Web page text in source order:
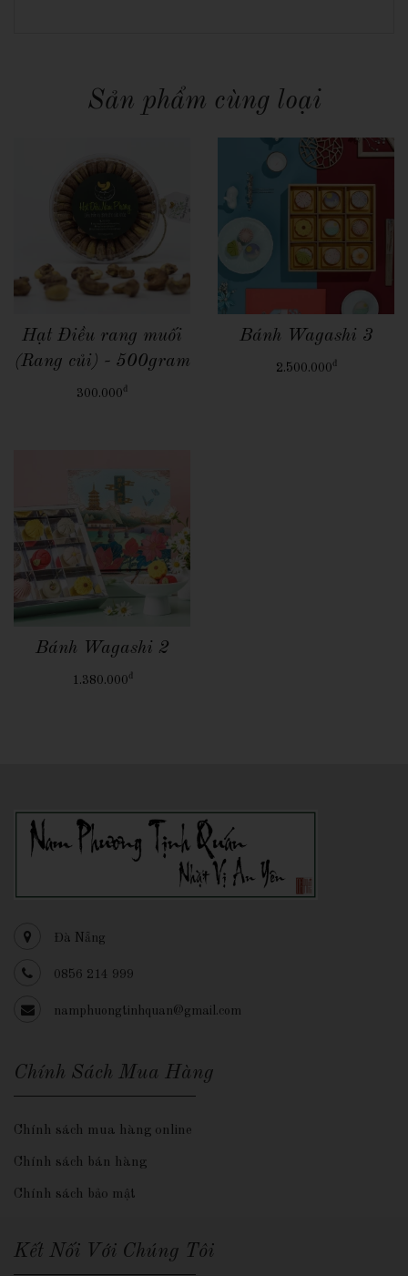
Sản phẩm cùng loại
Quick View
Hạt Điều rang muối
(Rang củi) - 500gram
300.000 đ
Quick View
Bánh Wagashi 3
2.500.000 đ
Quick View
Bánh Wagashi 2
1.380.000 đ
Đà Nẵng
0856 214 999
namphuongtinhquan@gmail.com
Chính Sách Mua Hàng
Chính sách mua hàng online
Chính sách bán hàng
Chính sách bảo mật
Kết Nối Với Chúng Tôi